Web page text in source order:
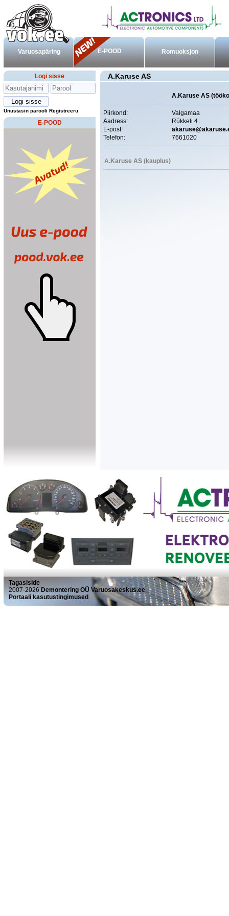
Varuosapäring E-POOD Romuoksjon
Logi sisse
Unustasin parooli Registreeru
E-POOD
A.Karuse AS
A.Karuse AS
Piirkond:
Valgamaa
Aadress:
Rükkeli 4
E-post:
Telefon:
7661020
A.Karuse AS (kauplus)
Tagasiside
2007-2026 Demontering OÜ Varuosakeskus.ee
Portaali kasutustingimused